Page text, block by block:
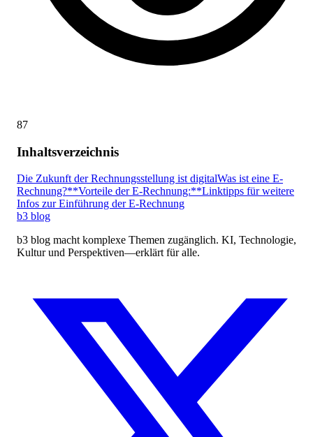
87
Inhaltsverzeichnis
Die Zukunft der Rechnungsstellung ist digitalWas ist eine E-
Rechnung?**Vorteile der E-Rechnung:**Linktipps für weitere
Infos zur Einführung der E-Rechnung
b3 blog
b3 blog macht komplexe Themen zugänglich. KI, Technologie,
Kultur und Perspektiven—erklärt für alle.